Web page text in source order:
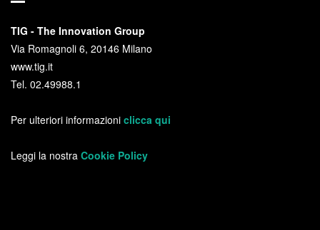
TIG - The Innovation Group
Via Romagnoli 6, 20146 Milano
www.tig.it
Tel. 02.49988.1
Per ulteriori informazioni clicca qui
Leggi la nostra Cookie Policy